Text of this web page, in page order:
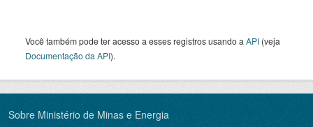
Você também pode ter acesso a esses registros usando a API (veja
Documentação da API).
Sobre Ministério de Minas e Energia